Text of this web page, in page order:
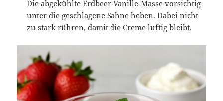
Die abgekühlte Erdbeer-Vanille-Masse vorsichtig
unter die geschlagene Sahne heben. Dabei nicht
zu stark rühren, damit die Creme luftig bleibt.